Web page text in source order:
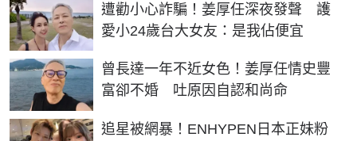
遭勸小心詐騙！姜厚任深夜發聲 護
愛小24歲台大女友：是我佔便宜
曾長達一年不近女色！姜厚任情史豐
富卻不婚 吐原因自認和尚命
追星被網暴！ENHYPEN日本正妹粉